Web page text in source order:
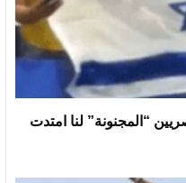
“المجنونة” لنا امتدت